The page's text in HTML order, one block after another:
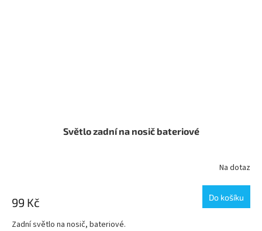
Světlo zadní na nosič bateriové
Na dotaz
99 Kč Do košíku
Zadní světlo na nosič, bateriové.